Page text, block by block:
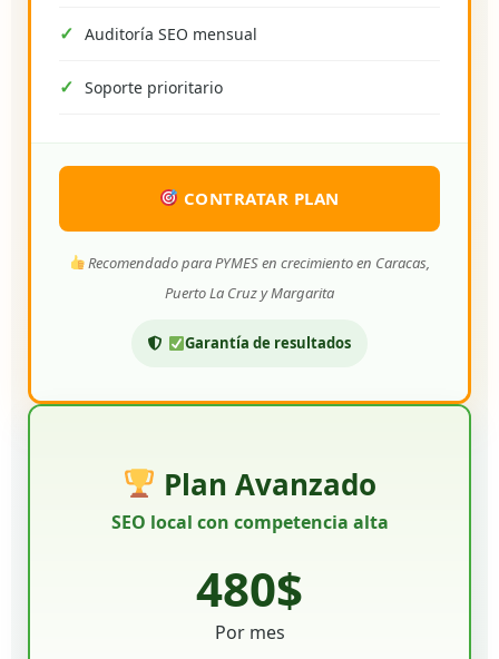
Auditoría SEO mensual
Soporte prioritario
CONTRATAR PLAN
Recomendado para PYMES en crecimiento en Caracas,
Puerto La Cruz y Margarita
Garantía de resultados
Plan Avanzado
SEO local con competencia alta
480$
Por mes